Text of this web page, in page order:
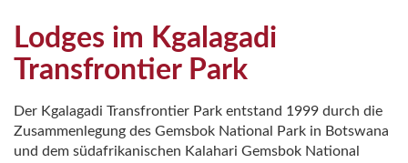
Lodges im Kgalagadi
Transfrontier Park
Der Kgalagadi Transfrontier Park entstand 1999 durch die
Zusammenlegung des Gemsbok National Park in Botswana
und dem südafrikanischen Kalahari Gemsbok National